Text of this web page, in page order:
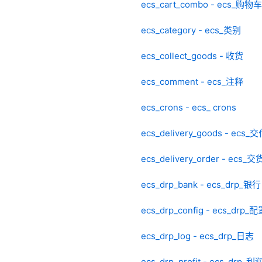
ecs_cart_combo - ecs_购物
ecs_category - ecs_类别
ecs_collect_goods - 收货
ecs_comment - ecs_注释
ecs_crons - ecs_ crons
ecs_delivery_goods - ecs_交
ecs_delivery_order - ecs_交
ecs_drp_bank - ecs_drp_银行
ecs_drp_config - ecs_drp_配
ecs_drp_log - ecs_drp_日志